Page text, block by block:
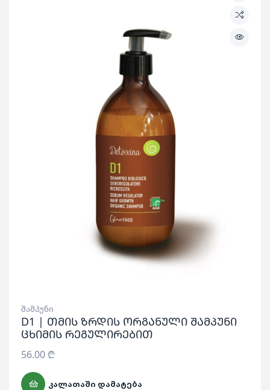
შამპუნი
D1 | თმის ზრდის ორგანული შამპუნი
ცხიმის რეგულირებით
56.00 ₾
ᲙᲐᲚᲐᲗᲐᲨᲘ ᲓᲐᲛᲐᲢᲔᲑᲐ